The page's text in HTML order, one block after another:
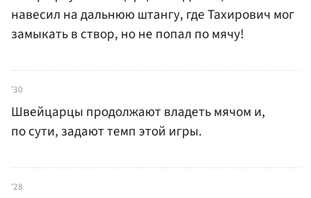
навесил на дальнюю штангу, где Тахирович мог
замыкать в створ, но не попал по мячу!
'30
Швейцарцы продолжают владеть мячом и,
по сути, задают темп этой игры.
'28